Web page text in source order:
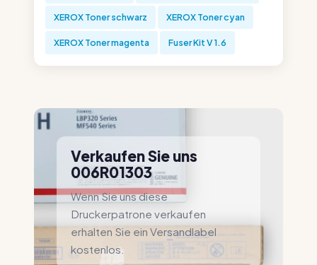
XEROX Toner schwarz XEROX Toner cyan
XEROX Toner magenta Fuser Kit V 1.6
Verkaufen Sie uns
006R01303
Wenn Sie uns diese
Druckerpatrone verkaufen
erhalten Sie ein Versandlabel
kostenlos.